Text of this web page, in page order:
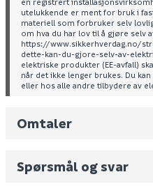
utelukkende er ment for bruk i
materiell som forbruker selv
om hva du har lov til å gjøre selv
https://www.sikkerhverdag.no/
dette-kan-du-gjore-selv-av-
elektriske produkter (EE-avfall)
når det ikke lenger brukes. Du
eller hos alle andre tilbydere av
Omtaler
Spørsmål og svar
Leverandørens